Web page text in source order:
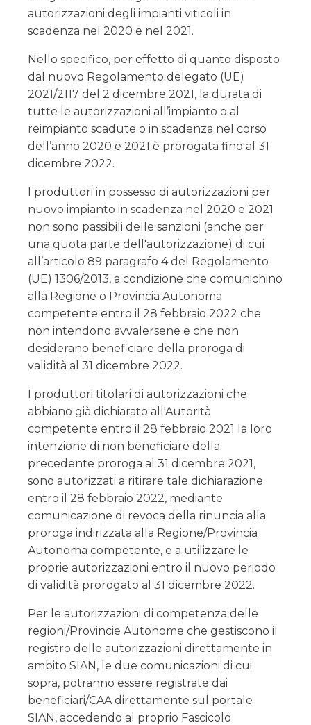
autorizzazioni degli impianti viticoli in
scadenza nel 2020 e nel 2021.
Nello specifico, per effetto di quanto disposto
dal nuovo Regolamento delegato (UE)
2021/2117 del 2 dicembre 2021, la durata di
tutte le autorizzazioni all’impianto o al
reimpianto scadute o in scadenza nel corso
dell’anno 2020 e 2021 è prorogata fino al 31
dicembre 2022.
I produttori in possesso di autorizzazioni per
nuovo impianto in scadenza nel 2020 e 2021
non sono passibili delle sanzioni (anche per
una quota parte dell'autorizzazione) di cui
all’articolo 89 paragrafo 4 del Regolamento
(UE) 1306/2013, a condizione che comunichino
alla Regione o Provincia Autonoma
competente entro il 28 febbraio 2022 che
non intendono avvalersene e che non
desiderano beneficiare della proroga di
validità al 31 dicembre 2022.
I produttori titolari di autorizzazioni che
abbiano già dichiarato all'Autorità
competente entro il 28 febbraio 2021 la loro
intenzione di non beneficiare della
precedente proroga al 31 dicembre 2021,
sono autorizzati a ritirare tale dichiarazione
entro il 28 febbraio 2022, mediante
comunicazione di revoca della rinuncia alla
proroga indirizzata alla Regione/Provincia
Autonoma competente, e a utilizzare le
proprie autorizzazioni entro il nuovo periodo
di validità prorogato al 31 dicembre 2022.
Per le autorizzazioni di competenza delle
regioni/Provincie Autonome che gestiscono il
registro delle autorizzazioni direttamente in
ambito SIAN, le due comunicazioni di cui
sopra, potranno essere registrate dai
beneficiari/CAA direttamente sul portale
SIAN, accedendo al proprio Fascicolo